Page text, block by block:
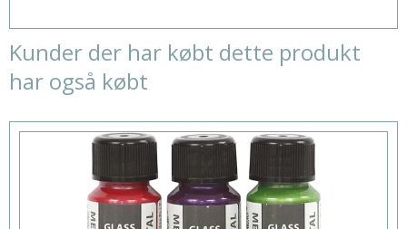
Kunder der har købt dette produkt
har også købt